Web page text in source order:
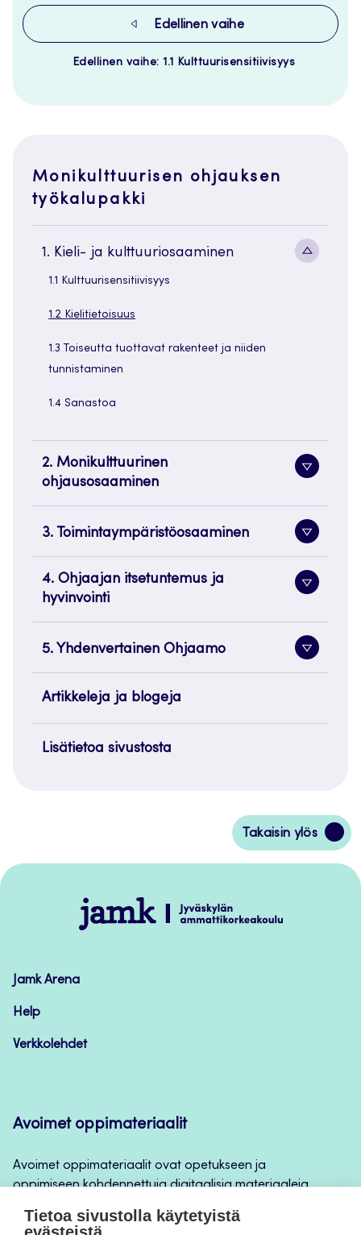
Edellinen vaihe
Edellinen vaihe: 1.1 Kulttuurisensitiivisyys
Monikulttuurisen ohjauksen
työkalupakki
1. Kieli- ja kulttuuriosaaminen
1.1 Kulttuurisensitiivisyys
1.2 Kielitietoisuus
1.3 Toiseutta tuottavat rakenteet ja niiden
tunnistaminen
1.4 Sanastoa
2. Monikulttuurinen
ohjausosaaminen
3. Toimintaympäristöosaaminen
painike
4. Ohjaajan itsetuntemus ja
hyvinvointi
5. Yhdenvertainen Ohjaamo
painike
Artikkeleja ja blogeja
Lisätietoa sivustosta
Takaisin ylös
Siirry
takaisin
Jamk
–
Jamk Arena
Help
Verkkolehdet
Avoimet oppimateriaalit
Avoimet oppimateriaalit ovat opetukseen ja
oppimiseen kohdennettuja digitaalisia materiaaleja,
opintojaksototeutuksilla, jatkuvan oppimisen ja
Tietoa sivustolla käytetyistä